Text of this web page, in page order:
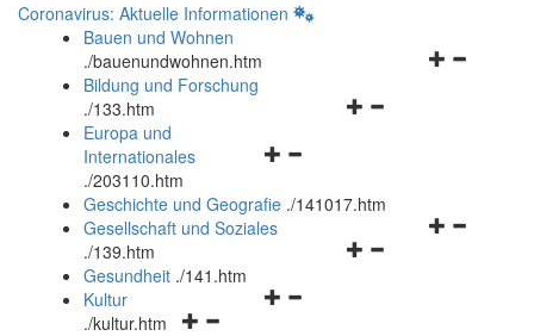
Coronavirus: Aktuelle Informationen
Bauen und Wohnen
./bauenundwohnen.htm
Navigationsmenü
Bildung und Forschung
./133.htm
Navigationsmenü
und
schließen
Europa und
Internationales
./203110.htm
Geschichte und Geografie ./141017.htm
Navigationsmenü
Gesellschaft und Soziales
./139.htm
Navigationsmenü
Gesundheit ./141.htm
Navigationsmenü
Kultur
./kultur.htm